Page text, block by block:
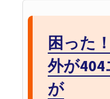
困った
外が
が